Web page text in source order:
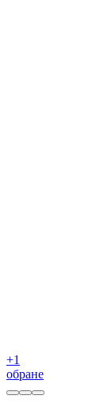
+1
обране